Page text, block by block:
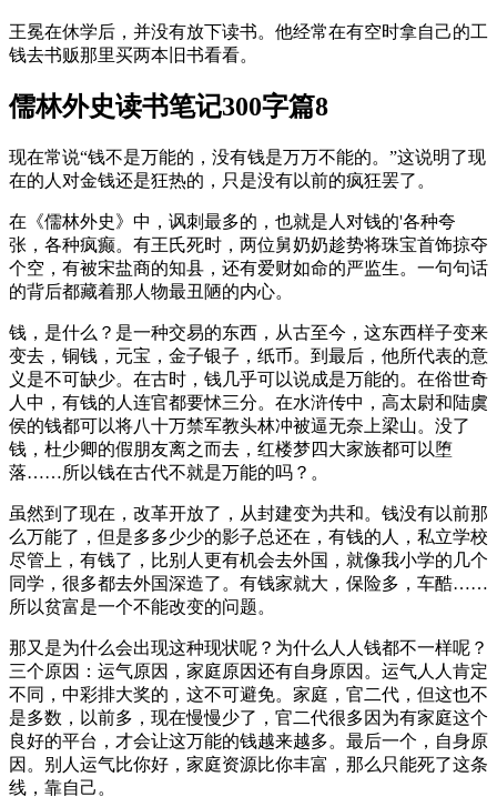
王冕在休学后，并没有放下读书。他经常在有空时拿自己的工
钱去书贩那里买两本旧书看看。
儒林外史读书笔记300字篇8
现在常说“钱不是万能的，没有钱是万万不能的。”这说明了现
在的人对金钱还是狂热的，只是没有以前的疯狂罢了。
在《儒林外史》中，讽刺最多的，也就是人对钱的'各种夸
张，各种疯癫。有王氏死时，两位舅奶奶趁势将珠宝首饰掠夺
个空，有被宋盐商的知县，还有爱财如命的严监生。一句句话
的背后都藏着那人物最丑陋的内心。
钱，是什么？是一种交易的东西，从古至今，这东西样子变来
变去，铜钱，元宝，金子银子，纸币。到最后，他所代表的意
义是不可缺少。在古时，钱几乎可以说成是万能的。在俗世奇
人中，有钱的人连官都要怵三分。在水浒传中，高太尉和陆虞
侯的钱都可以将八十万禁军教头林冲被逼无奈上梁山。没了
钱，杜少卿的假朋友离之而去，红楼梦四大家族都可以堕
落……所以钱在古代不就是万能的吗？。
虽然到了现在，改革开放了，从封建变为共和。钱没有以前那
么万能了，但是多多少少的影子总还在，有钱的人，私立学校
尽管上，有钱了，比别人更有机会去外国，就像我小学的几个
同学，很多都去外国深造了。有钱家就大，保险多，车酷……
所以贫富是一个不能改变的问题。
那又是为什么会出现这种现状呢？为什么人人钱都不一样呢？
三个原因：运气原因，家庭原因还有自身原因。运气人人肯定
不同，中彩排大奖的，这不可避免。家庭，官二代，但这也不
是多数，以前多，现在慢慢少了，官二代很多因为有家庭这个
良好的平台，才会让这万能的钱越来越多。最后一个，自身原
因。别人运气比你好，家庭资源比你丰富，那么只能死了这条
线，靠自己。